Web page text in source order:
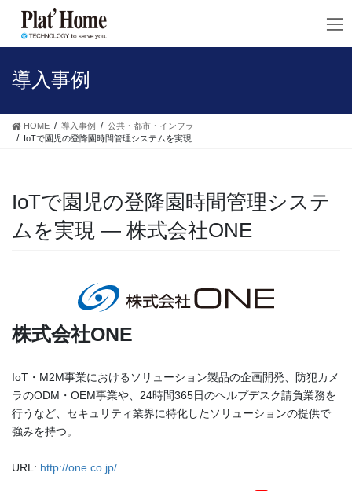
導入事例
HOME 導入事例
公共・都市・インフラ
IoTで園児の登降園時間管理システムを実現
IoTで園児の登降園時間管理システ
ムを実現 — 株式会社ONE
株式会社ONE
IoT・M2M事業におけるソリューション製品の企画開発、防犯カメ
ラのODM・OEM事業や、24時間365日のヘルプデスク請負業務を
行うなど、セキュリティ業界に特化したソリューションの提供で
強みを持つ。
URL: http://one.co.jp/